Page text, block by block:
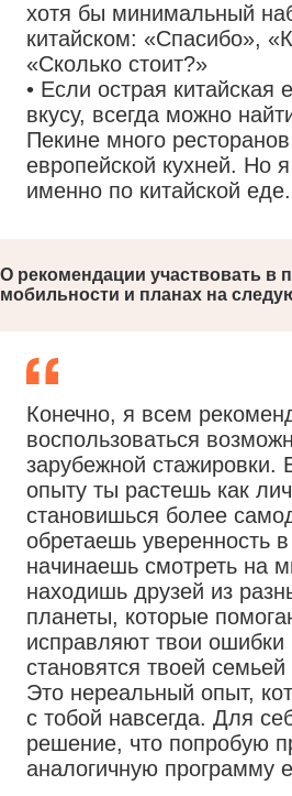
хотя бы минимальный
китайском: «Спасибо»,
«Сколько стоит?»
• Если острая китайская
вкусу, всегда можно
Пекине много
европейской кухней. Но
именно по китайской еде.
О рекомендации участвовать в
мобильности и планах на
Конечно, я всем
воспользоваться
зарубежной стажировки.
опыту ты растешь как
становишься более
обретаешь уверенность
начинаешь смотреть на
находишь друзей из
планеты, которые
исправляют твои ошибки
становятся твоей
Это нереальный опыт,
с тобой навсегда. Для
решение, что попробую
аналогичную программу